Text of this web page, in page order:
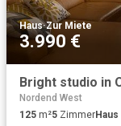
Haus·Zur Miete
3.990 €
Bright studio in
Nordend West
125 m²5 ZimmerHaus